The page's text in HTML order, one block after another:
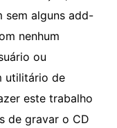
sem alguns add-
nenhum
ou
utilitário de
este trabalho
de gravar o CD